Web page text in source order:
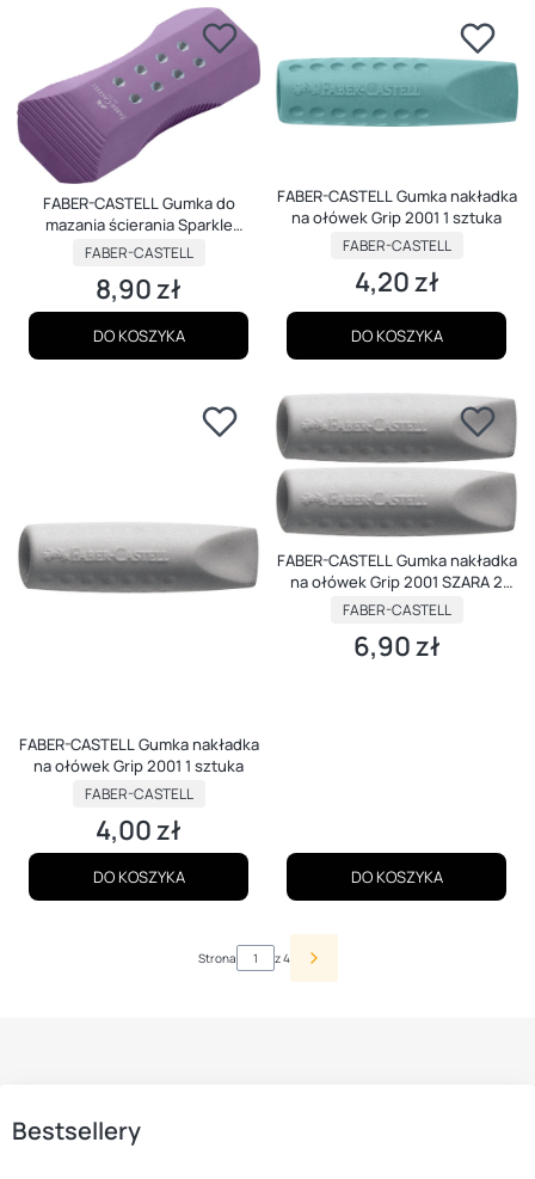
FABER-CASTELL Gumka do
mazania ścierania Sparkle
KOLOROWA
PRODUCENT
FABER-CASTELL
Cena
8,90 zł
DO KOSZYKA
FABER-CASTELL Gumka nakładka
na ołówek Grip 2001 1 sztuka
PRODUCENT
FABER-CASTELL
Cena
4,20 zł
DO KOSZYKA
FABER-CASTELL Gumka nakładka
na ołówek Grip 2001 1 sztuka
PRODUCENT
FABER-CASTELL
Cena
4,00 zł
DO KOSZYKA
FABER-CASTELL Gumka nakładka
na ołówek Grip 2001 SZARA 2
sztuki
PRODUCENT
FABER-CASTELL
Cena
6,90 zł
DO KOSZYKA
Strona z 4
Bestsellery